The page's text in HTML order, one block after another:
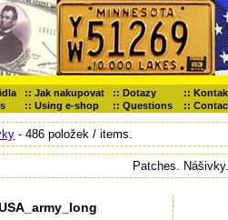
:: Jak nakupovat :: Dotazy ::
:: Using e-shop :: Questions ::
- 486 položek / items.
Patches. Nášivky.